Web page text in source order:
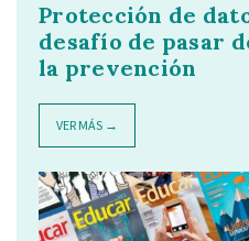
Protección de
desafío de pasar
la prevención
VER MÁS →